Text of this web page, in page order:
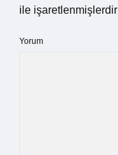
ile işaretlenmişlerdir
Yorum